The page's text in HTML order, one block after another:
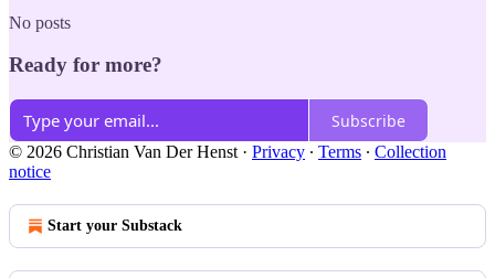
No posts
Ready for more?
Subscribe
© 2026 Christian Van Der Henst · Privacy ∙ Terms ∙ Collection
notice
Start your Substack